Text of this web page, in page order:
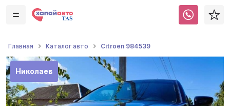
Главная Каталог авто Citroen 984539
Николаев